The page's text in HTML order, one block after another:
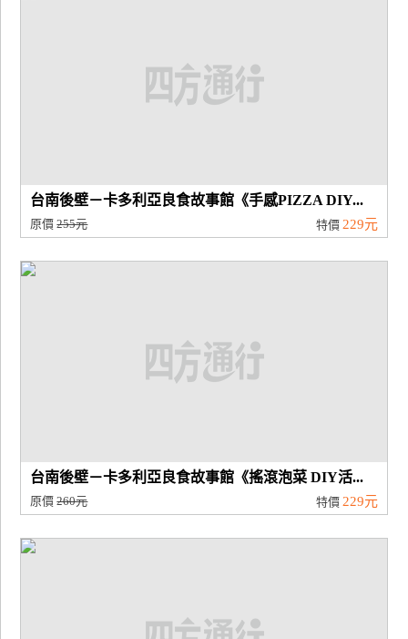
台南後壁－卡多利亞良食故事館《手感PIZZA DIY...
原價255元 特價 229元
台南後壁－卡多利亞良食故事館《搖滾泡菜 DIY活...
原價260元 特價 229元